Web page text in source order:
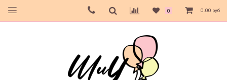
0 0.00 руб